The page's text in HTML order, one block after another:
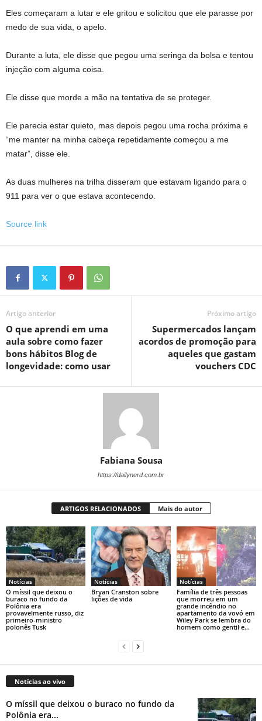
Eles começaram a lutar e ele gritou e solicitou que ele parasse por
medo de sua vida, o apelo.
Durante a luta, ele disse que pegou uma seringa da bolsa e tentou
injeção com alguma coisa.
Ele disse que morde a mão na tentativa de se proteger.
Ele parecia estar quieto, mas depois pegou uma rocha próxima e
“me manter na minha cabeça repetidamente começou a me
matar”, disse ele.
As duas mulheres na trilha disseram que estavam ligando para o
911 para ver o que estava acontecendo.
Source link
Artigo anterior
O que aprendi em uma
aula sobre como fazer
bons hábitos Blog de
longevidade: como usar
Próximo artigo
Supermercados lançam
acordos de promoção para
aqueles que gastam
vouchers CDC
Fabiana Sousa
https://dailynerd.com.br
ARTIGOS RELACIONADOS Mais do autor
Notícias
O míssil que deixou o
buraco no fundo da
Polônia era
provavelmente russo, diz
primeiro-ministro
polonês Tusk
Notícias
Bryan Cranston sobre
lições de vida
Notícias
Família de três pessoas
que morreu em um
grande incêndio no
apartamento da vovó em
Wiley Park se lembra do
homem como gentil e...
Notícias ao vivo
O míssil que deixou o buraco no fundo da
Polônia era...